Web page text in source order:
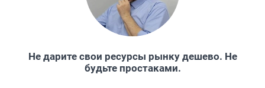
Не дарите свои ресурсы рынку дешево. Не
будьте простаками.